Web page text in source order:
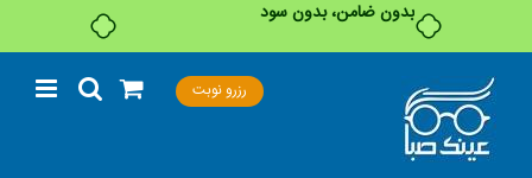
بدون ضامن، بدون سود
content
رزرو نوبت